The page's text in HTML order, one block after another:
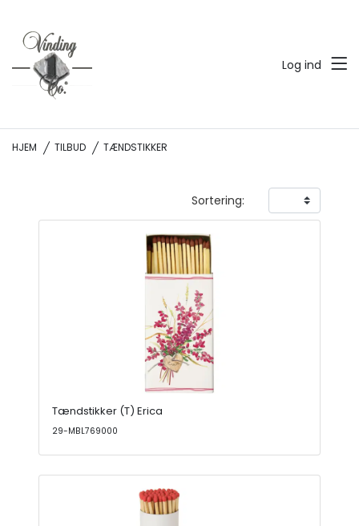
Log ind
HJEM TILBUD TÆNDSTIKKER
Sortering:
Tændstikker (T) Erica
29-MBL769000